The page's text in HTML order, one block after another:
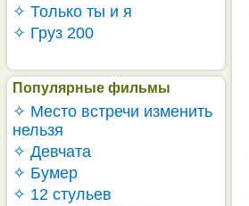
✧ Только ты и я
✧ Груз 200
Популярные фильмы
✧ Место встречи изменить
нельзя
✧ Девчата
✧ Бумер
✧ 12 стульев